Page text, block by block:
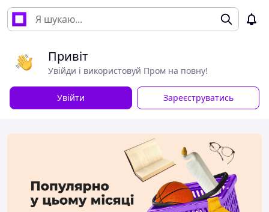
Привіт
Увійди і використовуй Пром на повну!
Увійти Зареєструватись